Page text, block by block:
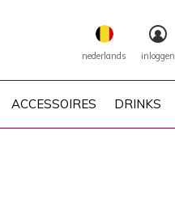
ACCESSOIRES DRINKS
nederlands inloggen